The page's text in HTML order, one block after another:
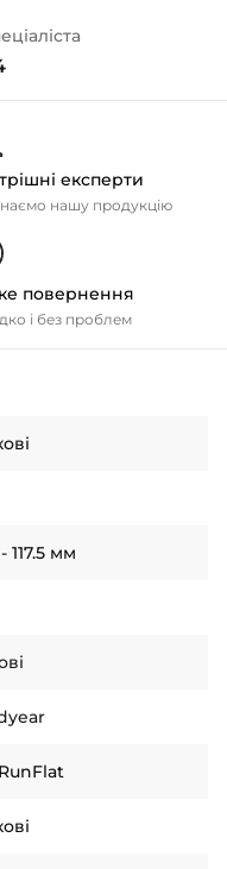
експерти
нашу продукцію
повернення
і без проблем
117.5 мм